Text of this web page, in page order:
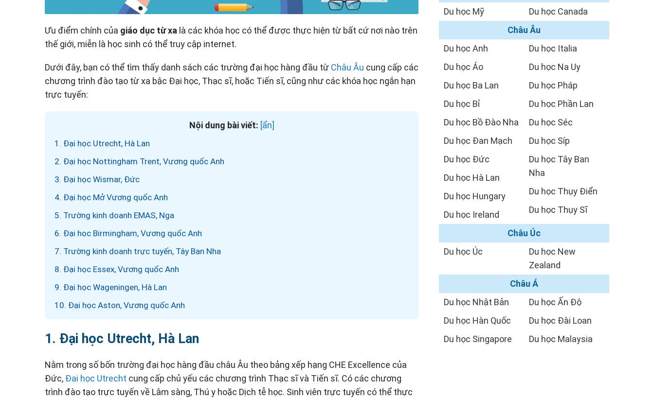
Ưu điểm chính của giáo dục từ xa là các khóa học có thể được thực hiện từ bất cứ nơi nào trên
thế giới, miễn là học sinh có thể truy cập internet.
Dưới đây, bạn có thể tìm thấy danh sách các trường đại học hàng đầu từ Châu Âu cung cấp các
chương trình đào tạo từ xa bậc Đại học, Thạc sĩ, hoặc Tiến sĩ, cũng như các khóa học ngắn hạn
trực tuyến:
Nội dung bài viết:
1. Đại học Utrecht, Hà Lan
2. Đại học Nottingham Trent, Vương quốc Anh
3. Đại học Wismar, Đức
4. Đại học Mở Vương quốc Anh
5. Trường kinh doanh EMAS, Nga
6. Đại học Birmingham, Vương quốc Anh
7. Trường kinh doanh trực tuyến, Tây Ban Nha
8. Đại học Essex, Vương quốc Anh
9. Đại học Wageningen, Hà Lan
10. Đại học Aston, Vương quốc Anh
1. Đại học Utrecht, Hà Lan
Nằm trong số bốn trường đại học hàng đầu châu Âu theo bảng xếp hạng CHE Excellence của
Đức, Đại học Utrecht cung cấp chủ yếu các chương trình Thạc sĩ và Tiến sĩ. Có các chương
trình đào tạo trực tuyến về Lâm sàng, Thú y hoặc Dịch tễ học. Sinh viên trực tuyến có thể thực
Du học Mỹ
Du học Canada
Châu Âu
Du học Anh
Du học Áo
Du học Ba Lan
Du học Bỉ
Du học Bồ Đào Nha
Du học Đan Mạch
Du học Đức
Du học Hà Lan
Du học Hungary
Du học Ireland
Du học Italia
Du học Na Uy
Du học Pháp
Du học Phần Lan
Du học Séc
Du học Síp
Du học Tây Ban
Nha
Du học Thụy Điển
Du học Thụy Sĩ
Châu Úc
Du học Úc
Du học New
Zealand
Châu Á
Du học Nhật Bản
Du học Hàn Quốc
Du học Singapore
Du học Ấn Độ
Du học Đài Loan
Du học Malaysia